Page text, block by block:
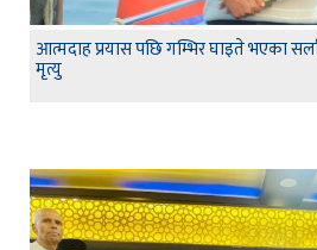
आत्मदाह प्रयास पछि गम्भिर घाइते भएका
मृत्यु